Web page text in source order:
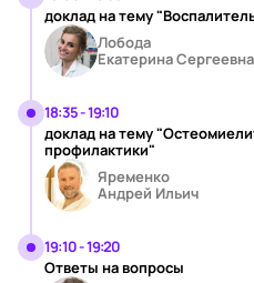
доклад на тему
Лобода
Екатерина Сергеевна
18:35 - 19:10
доклад на тему
профилактики"
Яременко
Андрей Ильич
19:10 - 19:20
Ответы на вопросы